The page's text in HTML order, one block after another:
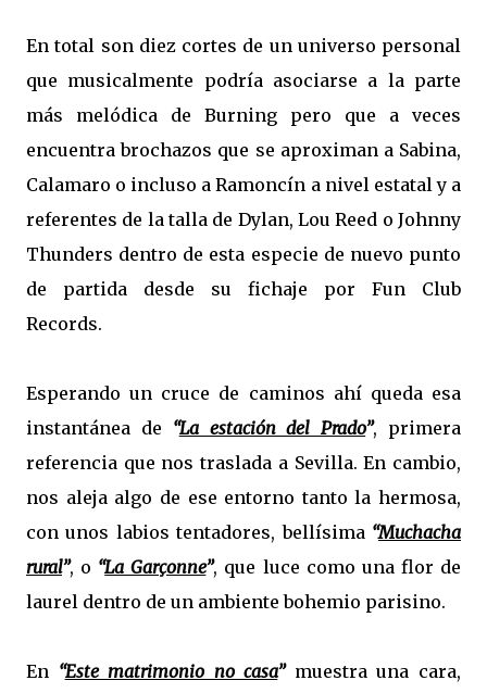
En total son diez cortes de un universo personal
que musicalmente podría asociarse a la parte
más melódica de Burning pero que a veces
encuentra brochazos que se aproximan a Sabina,
Calamaro o incluso a Ramoncín a nivel estatal y a
referentes de la talla de Dylan, Lou Reed o Johnny
Thunders dentro de esta especie de nuevo punto
de partida desde su fichaje por Fun Club
Records.
Esperando un cruce de caminos ahí queda esa
instantánea de “La estación del Prado”, primera
referencia que nos traslada a Sevilla. En cambio,
nos aleja algo de ese entorno tanto la hermosa,
con unos labios tentadores, bellísima “Muchacha
rural”, o “La Garçonne”, que luce como una flor de
laurel dentro de un ambiente bohemio parisino.
En “Este matrimonio no casa” muestra una cara,